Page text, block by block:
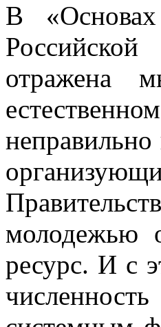
В «Основах
отражена
неправильно
молодежью
ресурс. И с